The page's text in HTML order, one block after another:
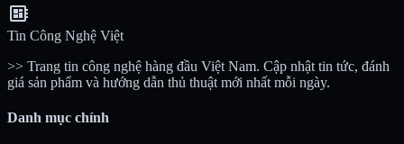
developer_board
Tin Công Nghệ Việt
>> Trang tin công nghệ hàng đầu Việt Nam. Cập nhật tin tức, đánh
giá sản phẩm và hướng dẫn thủ thuật mới nhất mỗi ngày.
Danh mục chính